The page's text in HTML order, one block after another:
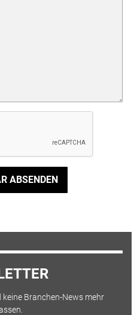
ABSENDEN
Branchen-News mehr